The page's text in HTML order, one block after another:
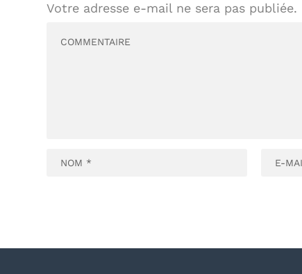
Votre adresse e-mail ne sera pas publiée.